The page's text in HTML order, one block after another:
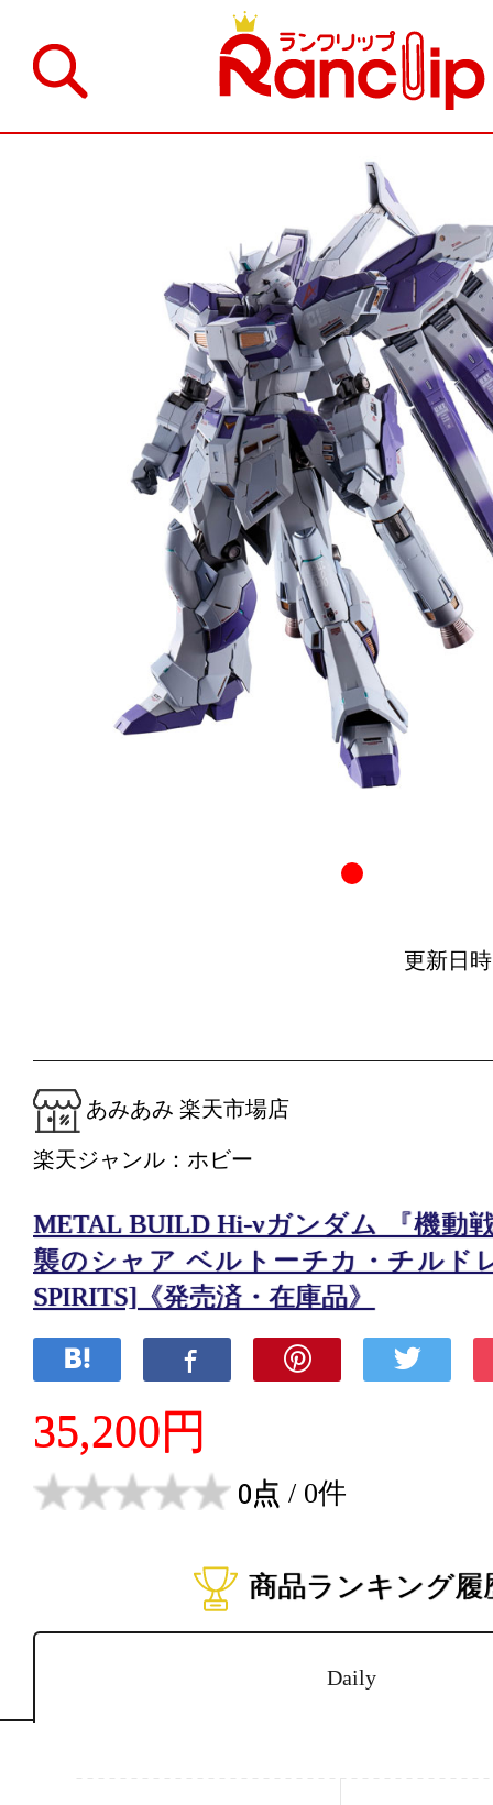
更新日
あみあみ 楽天市場店
楽天ジャンル：ホビー
METAL BUILD Hi-νガンダム 『機動
襲のシャア ベルトーチカ・チルド
SPIRITS]《発売済・在庫品》
35,200円
0点 / 0件
商品ランキング履
Daily